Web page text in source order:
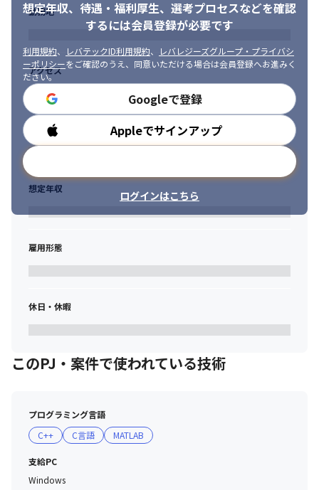
想定年収、待遇・福利厚生、 選考プロセスなどを確認
するには会員登録が必要です
利用規約、 レバテックID利用規約、
レバレジーズグループ・プライバシ
ーポリシーをご確認のうえ、同意いただける場合は会員登録へお進みく
ださい。
Googleで登録
Appleでサインアップ
ログインはこちら
勤務地
アクセス
勤務時間
想定年収
雇用形態
休日・休暇
このPJ・案件で使われている技術
プログラミング言語
C++
C言語 MATLAB
支給PC
Windows